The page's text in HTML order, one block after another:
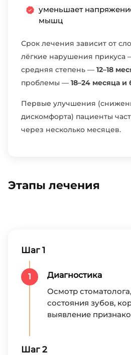
уменьшает
мышц
Срок лечения зависит от
лёгкие нарушения прикуса
средняя степень — 12–18
проблемы — 18–24 месяца и
Первые улучшения
дискомфорта) пациенты
через несколько месяцев.
Этапы лечения
Шаг 1
1
Диагностика
Осмотр
состояния зубов,
выявление
Шаг 2